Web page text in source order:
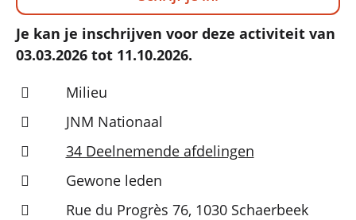
Je kan je inschrijven voor deze activiteit van
03.03.2026 tot 11.10.2026.
Milieu
JNM Nationaal
34 Deelnemende afdelingen
Gewone leden
Rue du Progrès 76, 1030 Schaerbeek